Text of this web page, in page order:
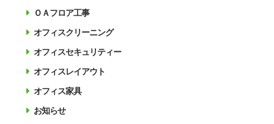
ＯＡフロア工事
オフィスクリーニング
オフィスセキュリティー
オフィスレイアウト
オフィス家具
お知らせ